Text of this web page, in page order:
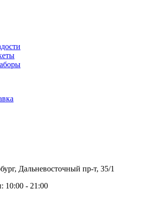
Дальневосточный пр-т, 35/1
10:00 - 21:00